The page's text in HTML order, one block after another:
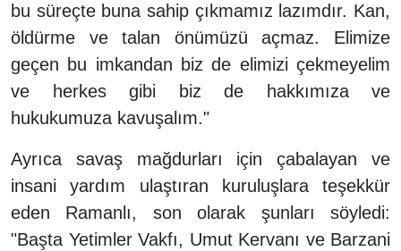
bu süreçte buna sahip çıkmamız lazımdır. Kan,
öldürme ve talan önümüzü açmaz. Elimize
geçen bu imkandan biz de elimizi çekmeyelim
ve herkes gibi biz de hakkımıza ve
hukukumuza kavuşalım."
Ayrıca savaş mağdurları için çabalayan ve
insani yardım ulaştıran kuruluşlara teşekkür
eden Ramanlı, son olarak şunları söyledi:
"Başta Yetimler Vakfı, Umut Kervanı ve Barzani